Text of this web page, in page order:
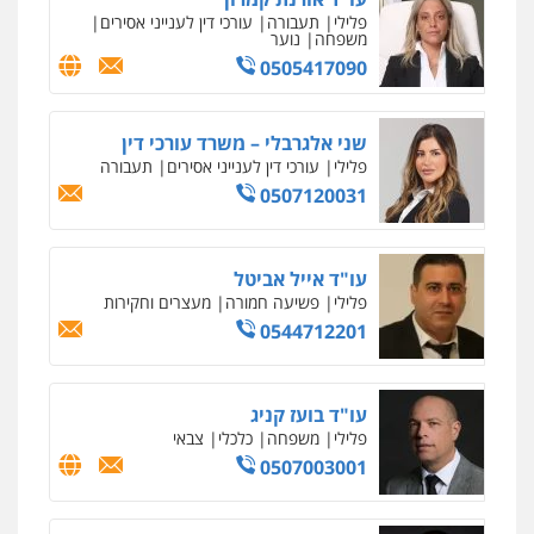
פלילי מעצרים וחקירות צווארון לבן פשיעה
חמורה
0546657865
אלי אונגר משרד עו"ד
פלילי פשיעה חמורה מעצרים מנהלי
עסקים
0507302623
עו"ד מעיין שמחון
פלילי מעצרים וחקירות עורכי דין לענייני
אסירים
0587604050
עו"ד שאדי כבהא
פלילי עורכי דין לענייני אסירים
0525556970